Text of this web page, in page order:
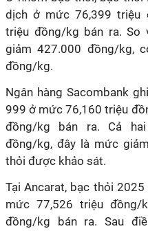
dịch ở mức 76,399 triệu
triệu đồng/kg bán ra. So
giảm 427.000 đồng/kg,
đồng/kg.
Ngân hàng Sacombank
999 ở mức 76,160 triệu
đồng/kg bán ra. Cả
đồng/kg, đây là mức
thỏi được khảo sát.
Tại Ancarat, bạc thỏi
mức 77,526 triệu đồng/
đồng/kg bán ra. Sau